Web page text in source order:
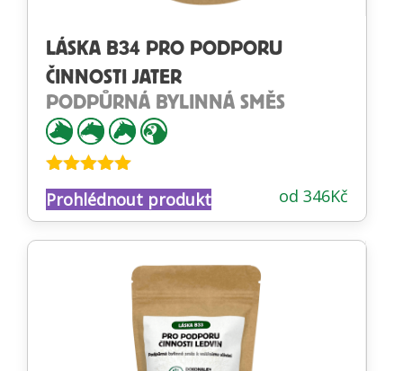
LÁSKA B34 PRO PODPORU
ČINNOSTI JATER
PODPŮRNÁ BYLINNÁ SMĚS
Hodnocení
4.88z 5 od 346Kč
Prohlédnout produkt